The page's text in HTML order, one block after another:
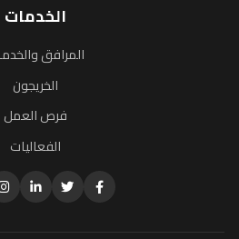
الخدمات
المرافق
الخريجون
فرص العمل
الفعاليات